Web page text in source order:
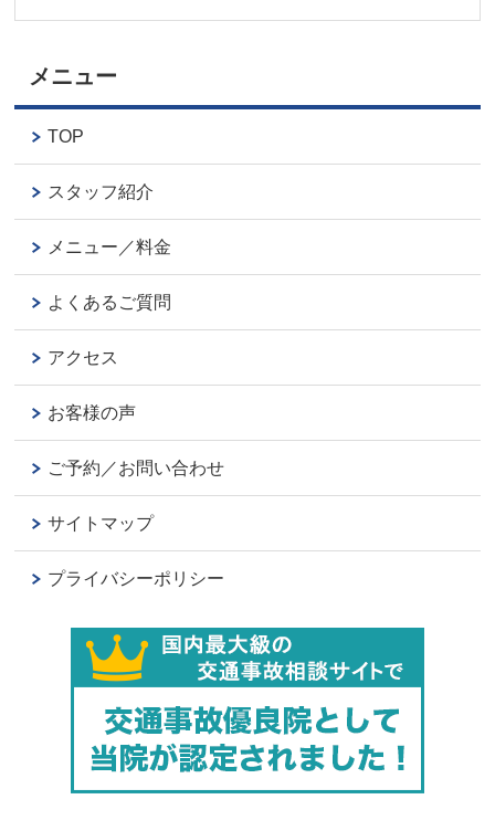
メニュー
TOP
スタッフ紹介
メニュー／料金
よくあるご質問
アクセス
お客様の声
ご予約／お問い合わせ
サイトマップ
プライバシーポリシー